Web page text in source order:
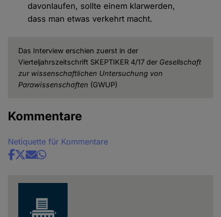
davonlaufen, sollte einem klarwerden,
dass man etwas verkehrt macht.
Das Interview erschien zuerst in der
Vierteljahrszeitschrift SKEPTIKER 4/17 der Gesellschaft
zur wissenschaftlichen Untersuchung von
Parawissenschaften (GWUP)
Kommentare
Netiquette für Kommentare
Share